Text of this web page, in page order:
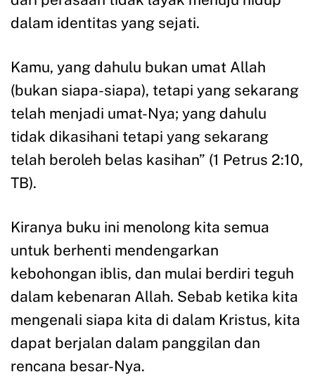
dalam identitas yang sejati.
Kamu, yang dahulu bukan umat Allah
(bukan siapa-siapa), tetapi yang sekarang
telah menjadi umat-Nya; yang dahulu
tidak dikasihani tetapi yang sekarang
telah beroleh belas kasihan” (1 Petrus 2:10,
TB).
Kiranya buku ini menolong kita semua
untuk berhenti mendengarkan
kebohongan iblis, dan mulai berdiri teguh
dalam kebenaran Allah. Sebab ketika kita
mengenali siapa kita di dalam Kristus, kita
dapat berjalan dalam panggilan dan
rencana besar-Nya.